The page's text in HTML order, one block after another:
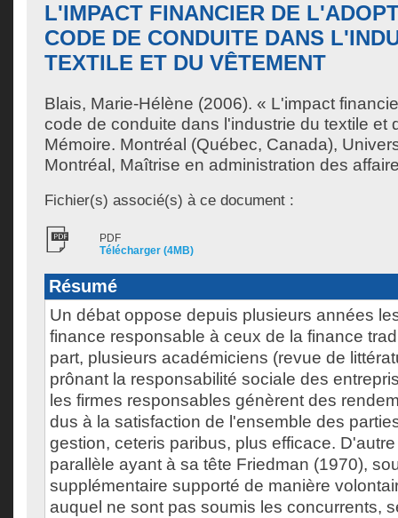
L'IMPACT FINANCIER DE
CODE DE CONDUITE DANS
TEXTILE ET DU VÊTEMENT
Blais, Marie-Hélène (2006). « L'impact
code de conduite dans l'industrie du textile et
Mémoire. Montréal (Québec, Canada),
Montréal, Maîtrise en administration des
Fichier(s) associé(s) à ce document :
PDF
Télécharger (4MB)
Résumé
Un débat oppose depuis plusieurs années
finance responsable à ceux de la finance
part, plusieurs académiciens (revue de
prônant la responsabilité sociale des
les firmes responsables génèrent des
dus à la satisfaction de l'ensemble des
gestion, ceteris paribus, plus efficace.
parallèle ayant à sa tête Friedman (1970),
supplémentaire supporté de manière
auquel ne sont pas soumis les concurrents,